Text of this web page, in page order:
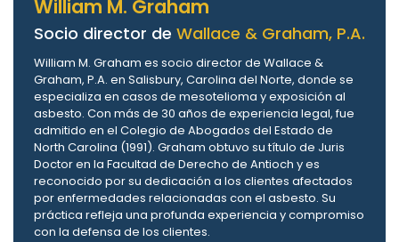
William M. Graham
Socio director de Wallace & Graham, P.A.
William M. Graham es socio director de Wallace &
Graham, P.A. en Salisbury, Carolina del Norte, donde se
especializa en casos de mesotelioma y exposición al
asbesto. Con más de 30 años de experiencia legal, fue
admitido en el Colegio de Abogados del Estado de
North Carolina (1991). Graham obtuvo su título de Juris
Doctor en la Facultad de Derecho de Antioch y es
reconocido por su dedicación a los clientes afectados
por enfermedades relacionadas con el asbesto. Su
práctica refleja una profunda experiencia y compromiso
con la defensa de los clientes.